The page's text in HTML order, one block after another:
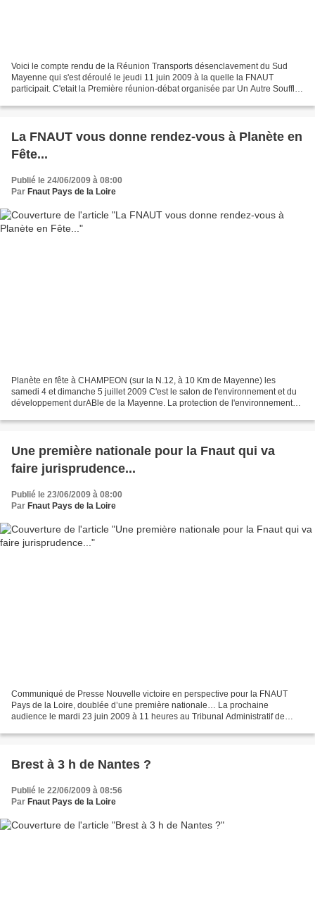
Voici le compte rendu de la Réunion Transports désenclavement du Sud
Mayenne qui s'est déroulé le jeudi 11 juin 2009 à la quelle la FNAUT
participait. C'etait la Première réunion-débat organisée par Un Autre Souffle
La FNAUT vous donne rendez-vous à Planète en
Fête...
Publié le 24/06/2009 à 08:00
Par Fnaut Pays de la Loire
Planète en fête à CHAMPEON (sur la N.12, à 10 Km de Mayenne) les
samedi 4 et dimanche 5 juillet 2009 C'est le salon de l'environnement et du
développement durABle de la Mayenne. La protection de l'environnement
Une première nationale pour la Fnaut qui va
faire jurisprudence...
Publié le 23/06/2009 à 08:00
Par Fnaut Pays de la Loire
Communiqué de Presse Nouvelle victoire en perspective pour la FNAUT
Pays de la Loire, doublée d’une première nationale… La prochaine
audience le mardi 23 juin 2009 à 11 heures au Tribunal Administratif de
Brest à 3 h de Nantes ?
Publié le 22/06/2009 à 08:56
Par Fnaut Pays de la Loire